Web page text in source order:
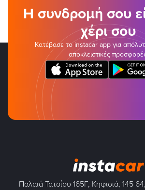
Η συνδρομή σου
χέρι σου
Κατέβασε το instacar app για
αποκλειστικές
Παλαιά Τατοΐου 165Γ, Κηφισιά, 145